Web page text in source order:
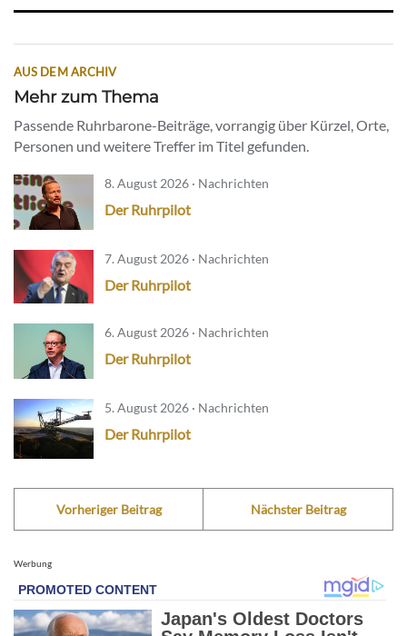
AUS DEM ARCHIV
Mehr zum Thema
Passende Ruhrbarone-Beiträge, vorrangig über Kürzel, Orte,
Personen und weitere Treffer im Titel gefunden.
8. August 2026 · Nachrichten
Der Ruhrpilot
7. August 2026 · Nachrichten
Der Ruhrpilot
6. August 2026 · Nachrichten
Der Ruhrpilot
5. August 2026 · Nachrichten
Der Ruhrpilot
Vorheriger Beitrag Nächster Beitrag
Werbung